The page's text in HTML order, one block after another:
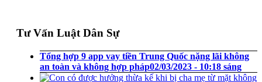
Tư Vấn Luật Dân Sự
Tổng hợp 9 app vay tiền Trung Quốc nặng lãi không
an toàn và không hợp pháp02/03/2023 - 10:18 sáng